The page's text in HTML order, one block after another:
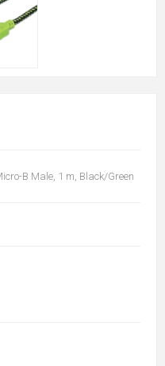
B Male, 1 m, Black/Green